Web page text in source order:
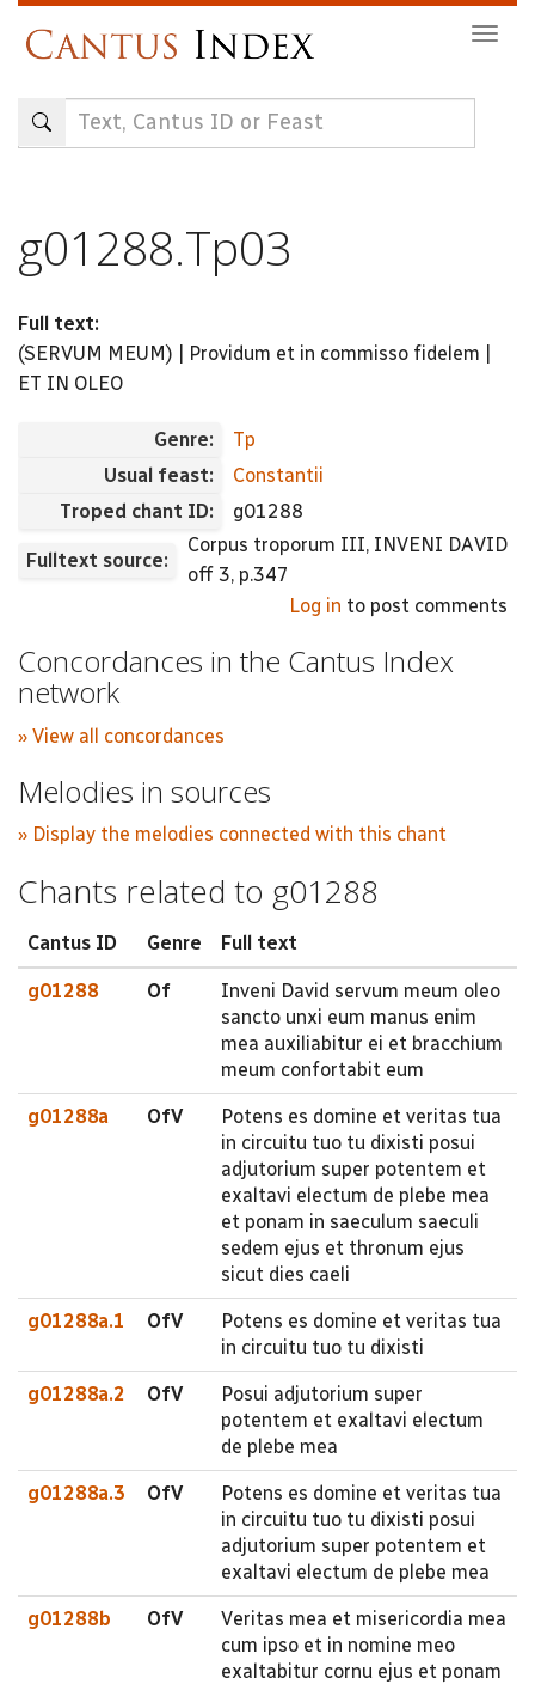
content
g01288.Tp03
Full text:
(SERVUM MEUM) | Providum et in commisso fidelem |
ET IN OLEO
Genre:
Tp
Usual feast:
Constantii
Troped chant ID:
g01288
Fulltext source:
Corpus troporum III, INVENI DAVID
off 3, p.347
Log in to post comments
Concordances in the Cantus Index
network
» View all concordances
Melodies in sources
» Display the melodies connected with this chant
Chants related to g01288
Cantus ID Genre Full text
g01288 Of
Inveni David servum meum oleo
sancto unxi eum manus enim
mea auxiliabitur ei et bracchium
meum confortabit eum
g01288a OfV
Potens es domine et veritas tua
in circuitu tuo tu dixisti posui
adjutorium super potentem et
exaltavi electum de plebe mea
et ponam in saeculum saeculi
sedem ejus et thronum ejus
sicut dies caeli
g01288a.1 OfV
Potens es domine et veritas tua
in circuitu tuo tu dixisti
g01288a.2 OfV
Posui adjutorium super
potentem et exaltavi electum
de plebe mea
g01288a.3 OfV
Potens es domine et veritas tua
in circuitu tuo tu dixisti posui
adjutorium super potentem et
exaltavi electum de plebe mea
g01288b OfV
Veritas mea et misericordia mea
cum ipso et in nomine meo
exaltabitur cornu ejus et ponam